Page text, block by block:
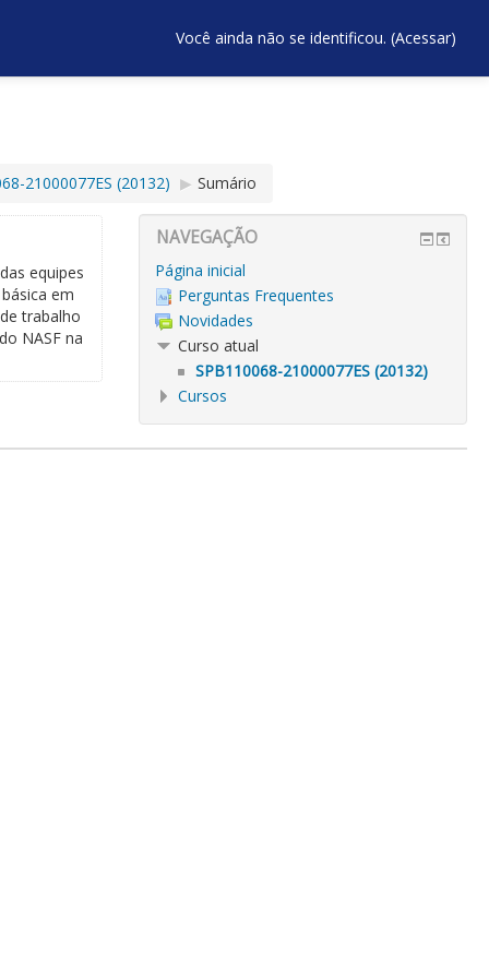
Você ainda não se identificou. (Acessar)
21000077ES (20132) ▶︎ Sumário
equipes
em
trabalho
NASF na
NAVEGAÇÃO
Página inicial
Perguntas Frequentes
Novidades
Curso atual
SPB110068-21000077ES (20132)
Cursos